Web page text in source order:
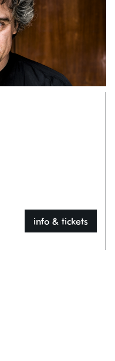
info & tickets